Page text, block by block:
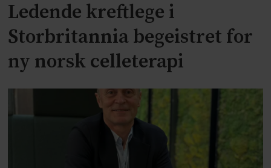
Ledende kreftlege i
Storbritannia begeistret for
ny norsk celleterapi